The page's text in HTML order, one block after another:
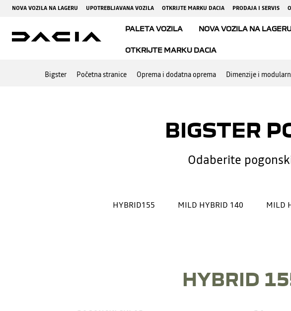
Bigster Početna stranice Oprema i dodatna oprema Dimenzije i
BIGSTER
Odaberite
HYBRID155 MILD HYBRID 140 MILD
HYBRID